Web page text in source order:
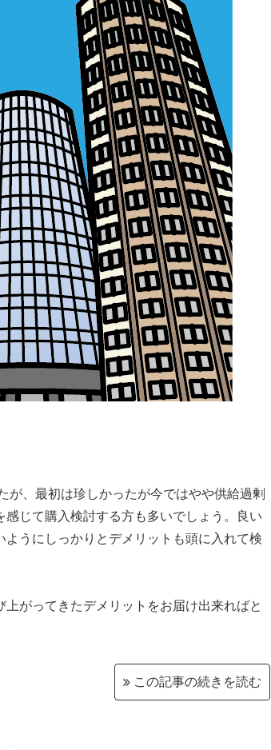
が、最初は珍しかったが今ではやや供給過剰
じて購入検討する方も多いでしょう。良い
うにしっかりとデメリットも頭に入れて検
がってきたデメリットをお届け出来ればと
この記事の続きを読む